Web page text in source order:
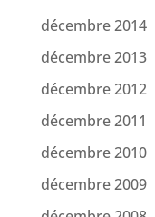
décembre 2014
décembre 2013
décembre 2012
décembre 2011
décembre 2010
décembre 2009